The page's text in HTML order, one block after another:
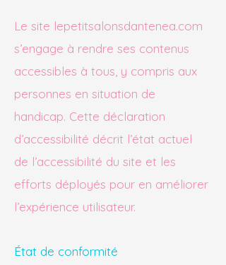
Le site lepetitsalonsdantenea.com
s’engage à rendre ses contenus
accessibles à tous, y compris aux
personnes en situation de
handicap. Cette déclaration
d’accessibilité décrit l’état actuel
de l’accessibilité du site et les
efforts déployés pour en améliorer
l’expérience utilisateur.
État de conformité